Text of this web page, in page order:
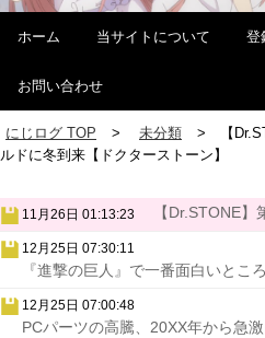
ホーム 当サイトについて 登
お問い合わせ
にじログ TOP 未分類
【
ルドに冬到来【ドクターストーン】
11月26日 01:13:23 【Dr.STONE】
12月25日 07:30:11
『進撃の巨人』で一番面白いとこ
12月25日 07:00:48
PCパーツの高騰、20XX年から急激